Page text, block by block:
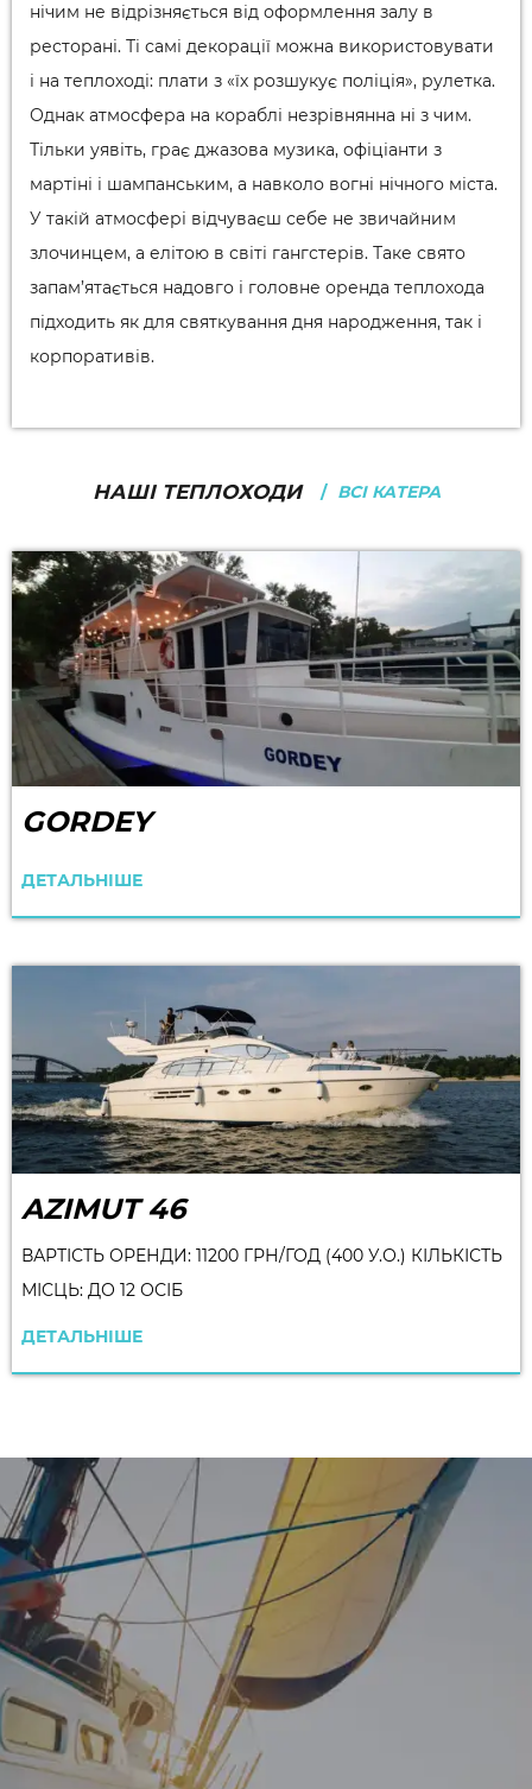
нічим не відрізняється від оформлення залу в
ресторані. Ті самі декорації можна використовувати
і на теплоході: плати з «їх розшукує поліція», рулетка.
Однак атмосфера на кораблі незрівнянна ні з чим.
Тільки уявіть, грає джазова музика, офіціанти з
мартіні і шампанським, а навколо вогні нічного міста.
У такій атмосфері відчуваєш себе не звичайним
злочинцем, а елітою в світі гангстерів. Таке свято
запам’ятається надовго і головне оренда теплохода
підходить як для святкування дня народження, так і
корпоративів.
НАШІ ТЕПЛОХОДИ ВСІ КАТЕРА
GORDEY
ДЕТАЛЬНІШЕ
AZIMUT 46
ВАРТІСТЬ ОРЕНДИ: 11200 ГРН/ГОД (400 У.О.) КІЛЬКІСТЬ
МІСЦЬ: ДО 12 ОСІБ
ДЕТАЛЬНІШЕ